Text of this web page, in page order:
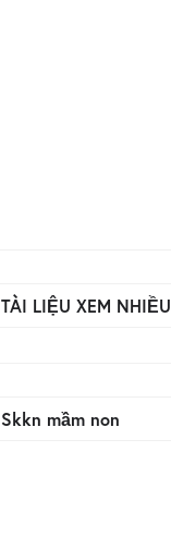
TÀI LIỆU XEM NHIỀU
Skkn mầm non